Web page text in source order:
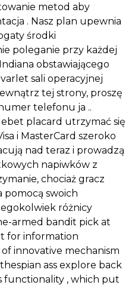
metod aby
. Nasz plan upewnia
środki
poleganie przy każdej
obstawiającego
sali operacyjnej
tej strony, proszę
telefonu ja ..
placard utrzymać się
i MasterCard szeroko
nad teraz i prowadzą
napiwków z
chociaż gracz
pomocą swoich
różnicy
armed bandit pick at
for information
innovative mechanism
ass explore back
, which put